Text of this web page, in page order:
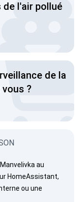
de l'air pollué
de la
?
au
HomeAssistant,
ou une